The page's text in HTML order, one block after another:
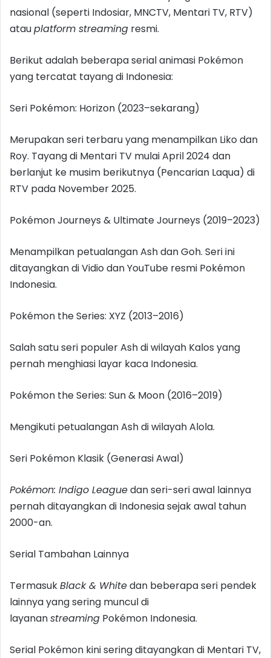
nasional (seperti Indosiar, MNCTV, Mentari TV, RTV)
atauplatform streaming resmi.
Berikut adalah beberapa serial animasi Pokémon
yang tercatat tayang di Indonesia:
Seri Pokémon: Horizon (2023–sekarang)
Merupakan seri terbaru yang menampilkan Liko dan
Roy. Tayang di Mentari TV mulai April 2024 dan
berlanjut ke musim berikutnya (Pencarian Laqua) di
RTV pada November 2025.
Pokémon Journeys & Ultimate Journeys (2019–2023)
Menampilkan petualangan Ash dan Goh. Seri ini
ditayangkan di Vidio dan YouTube resmi Pokémon
Indonesia.
Pokémon the Series: XYZ (2013–2016)
Salah satu seri populer Ash di wilayah Kalos yang
pernah menghiasi layar kaca Indonesia.
Pokémon the Series: Sun & Moon (2016–2019)
Mengikuti petualangan Ash di wilayah Alola.
Seri Pokémon Klasik (Generasi Awal)
Pokémon: Indigo Leaguedan seri-seri awal lainnya
pernah ditayangkan di Indonesia sejak awal tahun
2000-an.
Serial Tambahan Lainnya
TermasukBlack & Whitedan beberapa seri pendek
lainnya yang sering muncul di
layananstreaming Pokémon Indonesia.
Serial Pokémon kini sering ditayangkan di Mentari TV,